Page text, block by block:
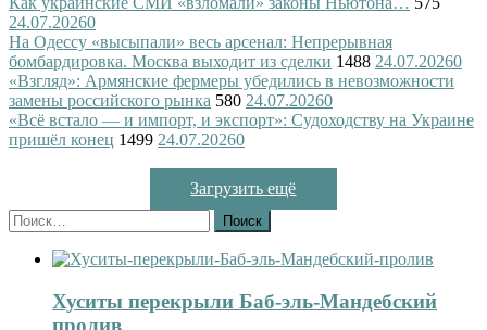
24.07.20260
На Одессу «высыпали» весь арсенал: Непрерывная
бомбардировка. Москва выходит из сделки 1488 24.07.20260
«Взгляд»: Армянские фермеры убедились в невозможности
замены российского рынка 580 24.07.20260
«Всё встало — и импорт, и экспорт»: Судоходству на Украине
пришёл конец 1499 24.07.20260
Загрузить ещё
Найти:
Хуситы перекрыли Баб-эль-Мандебский
пролив